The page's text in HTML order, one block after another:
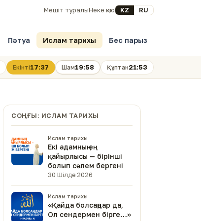
Мешіт туралыНеке қиюSelect your language
KZ RU
Пәтуа Ислам тарихы Бес парыз
Екінті17:37 Шам19:58 Құптан21:53
СОҢҒЫ: ИСЛАМ ТАРИХЫ
Ислам тарихы
Екі адамның ең
қайырлысы — бірінші
болып сәлем бергені
30 Шілде 2026
Ислам тарихы
«Қайда болсаңдар да,
Ол сендермен бірге…»